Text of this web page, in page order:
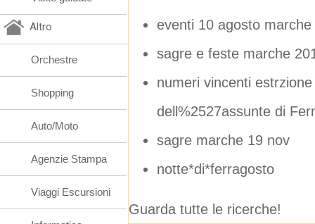
eventi 10 agosto marche
sagre e feste marche
numeri vincenti
dell%2527assunte di
sagre marche 19 nov
notte*di*ferragosto
Guarda tutte le ricerche!
Altro
Orchestre
Shopping
Auto/Moto
Agenzie Stampa
Viaggi Escursioni